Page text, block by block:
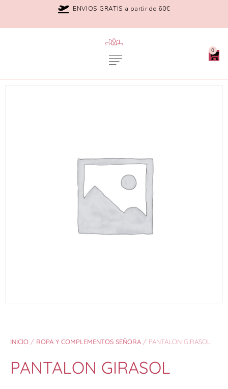
ENVIOS GRATIS a partir de 60€
0
INICIO / ROPA Y COMPLEMENTOS SEÑORA / PANTALON GIRASOL
PANTALON GIRASOL